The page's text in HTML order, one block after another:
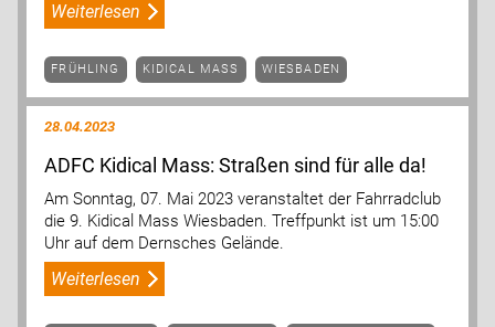
Weiterlesen
FRÜHLING KIDICAL MASS WIESBADEN
28.04.2023
ADFC Kidical Mass: Straßen sind für alle da!
Am Sonntag, 07. Mai 2023 veranstaltet der Fahrradclub
die 9. Kidical Mass Wiesbaden. Treffpunkt ist um 15:00
Uhr auf dem Dernsches Gelände.
Weiterlesen